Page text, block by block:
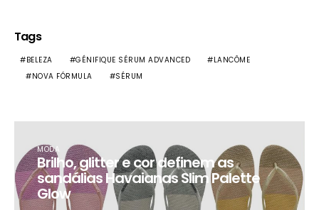
Tags
BELEZA GÉNIFIQUE SÉRUM ADVANCED
LANCÔME
NOVA FÓRMULA
SÉRUM
MODA
Brilho, glitter e cor definem as
sandálias Havaianas Slim Palette
Glow